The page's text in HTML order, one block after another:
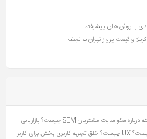
با روش های پیشرفته
و قیمت پرواز تهران به نجف
SEM چیست؟ بازاریابی
UX چیست؟ خلق تجربه کاربری بخش برای کاربر